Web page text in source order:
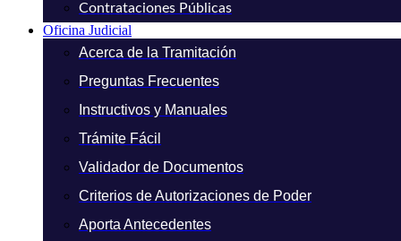
Contrataciones Públicas
Oficina Judicial
Acerca de la Tramitación
Preguntas Frecuentes
Instructivos y Manuales
Trámite Fácil
Validador de Documentos
Criterios de Autorizaciones de Poder
Aporta Antecedentes